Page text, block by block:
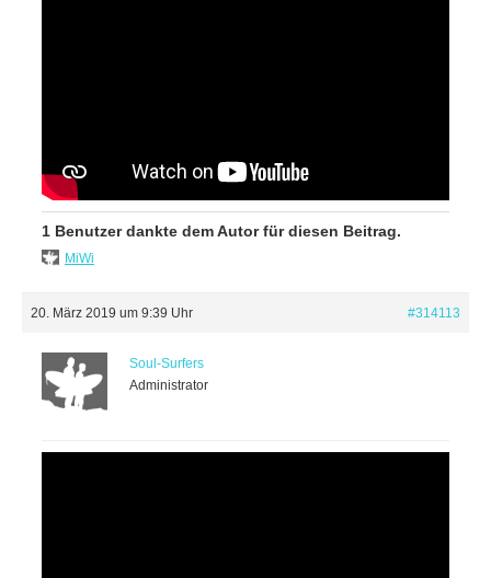
1 Benutzer dankte dem Autor für diesen Beitrag.
MiWi
20. März 2019 um 9:39 Uhr #314113
Soul-Surfers
Administrator